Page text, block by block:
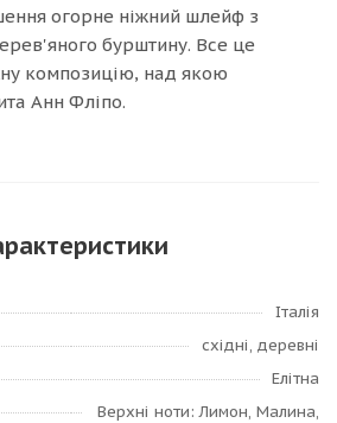
огорне ніжний шлейф з
бурштину. Все це
композицію, над якою
Анн Фліпо.
Італія
східні, деревні
Елітна
Верхні ноти: Лимон, Малина,